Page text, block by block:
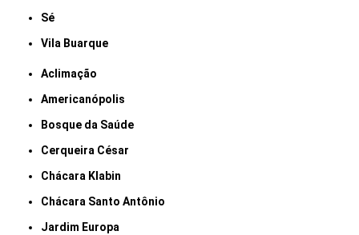
Sé
Vila Buarque
Aclimação
Americanópolis
Bosque da Saúde
Cerqueira César
Chácara Klabin
Chácara Santo Antônio
Jardim Europa